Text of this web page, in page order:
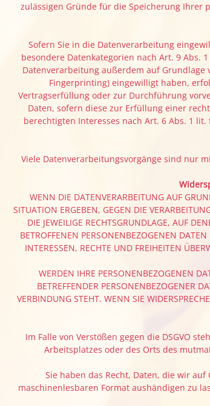
zulässigen Gründe für die Speicherung Ihrer
Sofern Sie in die Datenverarbeitung
besondere Datenkategorien nach Art. 9 Abs.
Datenverarbeitung außerdem auf Grundlage
Fingerprinting) eingewilligt haben,
Vertragserfüllung oder zur Durchführung
Daten, sofern diese zur Erfüllung einer
berechtigten Interesses nach Art. 6 Abs. 1
Viele Datenverarbeitungsvorgänge sind nur
WENN DIE DATENVERARBEITUNG AUF
SITUATION ERGEBEN, GEGEN DIE
DIE JEWEILIGE RECHTSGRUNDLAGE, AUF
BETROFFENEN PERSONENBEZOGENEN
INTERESSEN, RECHTE UND FREIHEITEN
WERDEN IHRE PERSONENBEZOGENEN
BETREFFENDER PERSONENBEZOGENER
VERBINDUNG STEHT. WENN SIE
Im Falle von Verstößen gegen die DSGVO
Arbeitsplatzes oder des Orts des
Sie haben das Recht, Daten, die wir
maschinenlesbaren Format aushändigen zu